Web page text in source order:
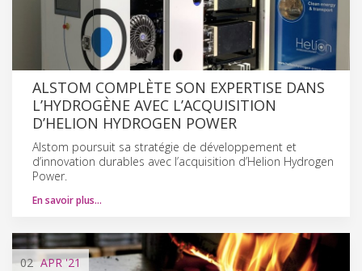
ALSTOM COMPLÈTE SON EXPERTISE DANS
L’HYDROGÈNE AVEC L’ACQUISITION
D’HELION HYDROGEN POWER
Alstom poursuit sa stratégie de développement et
d’innovation durables avec l’acquisition d’Helion Hydrogen
Power.
En savoir plus…
02 APR'21